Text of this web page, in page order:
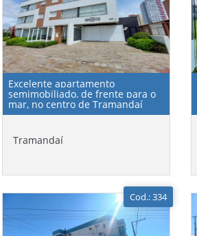
Excelente apartamento
semimobiliado, de frente para o
mar, no centro de Tramandaí
Tramandaí
Cod.: 334